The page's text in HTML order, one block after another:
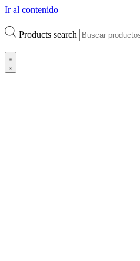
Ir al contenido
Products search